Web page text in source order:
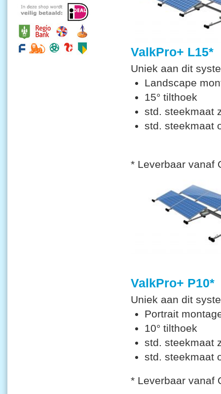
ValkPro+ L15*
Uniek aan dit
Landscape
15° tilthoek
std. steekmaat
std. steekmaat
* Leverbaar vanaf
ValkPro+ P10*
Uniek aan dit
Portrait
10° tilthoek
std. steekmaat
std. steekmaat
* Leverbaar vanaf